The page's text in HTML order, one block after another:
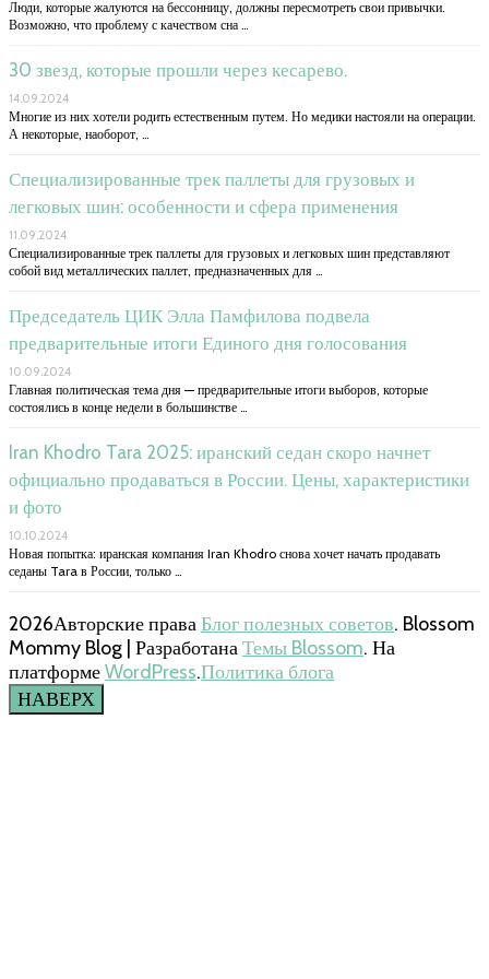
Люди, которые жалуются на бессонницу, должны пересмотреть свои привычки.
Возможно, что проблему с качеством сна …
30 звезд, которые прошли через кесарево.
14.09.2024
Многие из них хотели родить естественным путем. Но медики настояли на операции.
А некоторые, наоборот, …
Специализированные трек паллеты для грузовых и
легковых шин: особенности и сфера применения
11.09.2024
Специализированные трек паллеты для грузовых и легковых шин представляют
собой вид металлических паллет, предназначенных для …
Председатель ЦИК Элла Памфилова подвела
предварительные итоги Единого дня голосования
10.09.2024
Главная политическая тема дня — предварительные итоги выборов, которые
состоялись в конце недели в большинстве …
Iran Khodro Tara 2025: иранский седан скоро начнет
официально продаваться в России. Цены, характеристики
и фото
10.10.2024
Новая попытка: иранская компания Iran Khodro снова хочет начать продавать
седаны Tara в России, только …
2026Авторские праваБлог полезных советов. Blossom
Mommy Blog | РазработанаТемы Blossom. На
платформеWordPress.Политика блога
НАВЕРХ